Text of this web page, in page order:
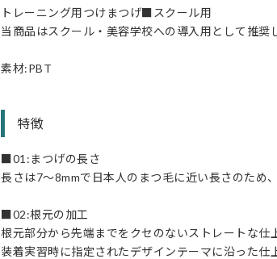
トレーニング用つけまつげ■スクール用
当商品はスクール・美容学校への導入用として推奨
素材:PBT
特徴
■01:まつげの長さ
長さは7～8mmで日本人のまつ毛に近い長さのため
■02:根元の加工
根元部分から先端までをクセのないストレートな仕
装着実習時に指定されたデザインテーマに沿った仕